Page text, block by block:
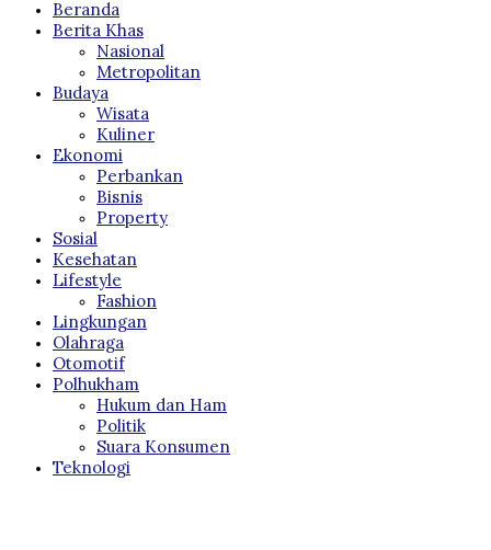
Beranda
Berita Khas
Nasional
Metropolitan
Budaya
Wisata
Kuliner
Ekonomi
Perbankan
Bisnis
Property
Sosial
Kesehatan
Lifestyle
Fashion
Lingkungan
Olahraga
Otomotif
Polhukham
Hukum dan Ham
Politik
Suara Konsumen
Teknologi